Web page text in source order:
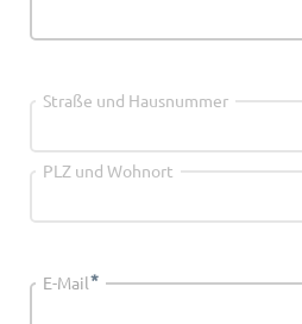
Straße und Hausnummer
PLZ und Wohnort
E-Mail*